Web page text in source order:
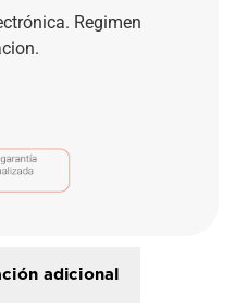
Regimen
adicional